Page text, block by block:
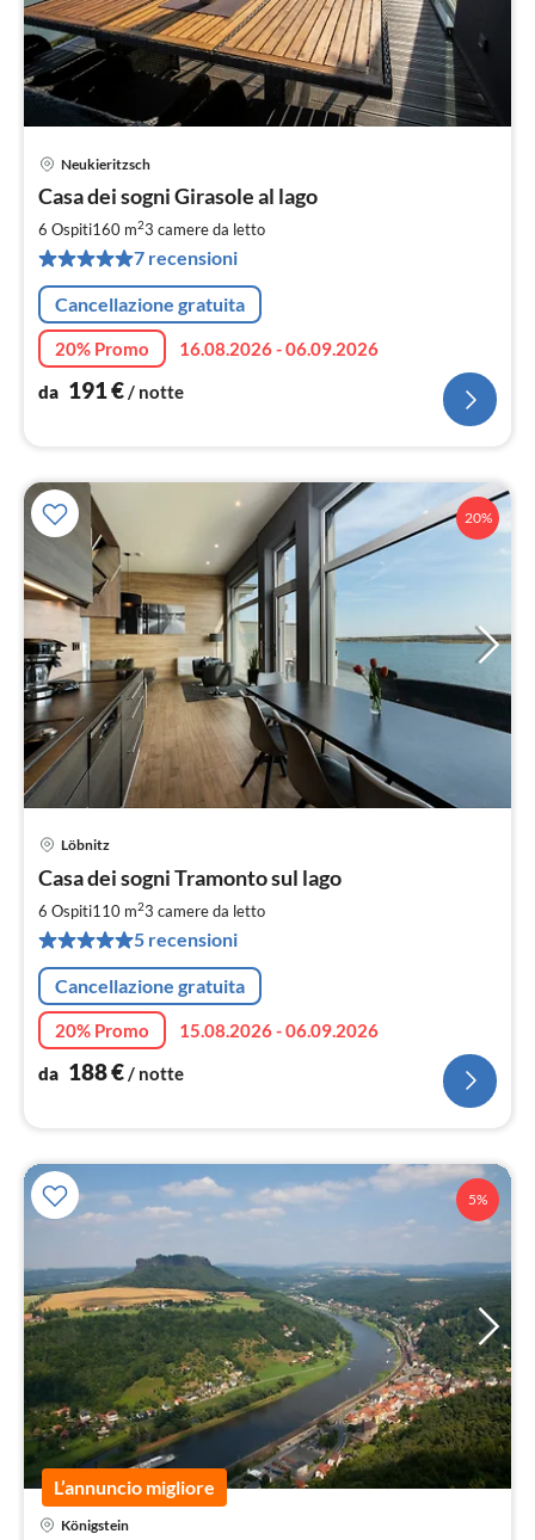
Neukieritzsch
Casa dei sogni Girasole al lago
6 Ospiti160 m23 camere da letto
7 recensioni
Cancellazione gratuita
20% Promo
16.08.2026 - 06.09.2026
da 191€/ notte
20%
Löbnitz
Casa dei sogni Tramonto sul lago
6 Ospiti110 m23 camere da letto
5 recensioni
Cancellazione gratuita
20% Promo
15.08.2026 - 06.09.2026
da 188€ / notte
5%
L’annuncio migliore
Königstein